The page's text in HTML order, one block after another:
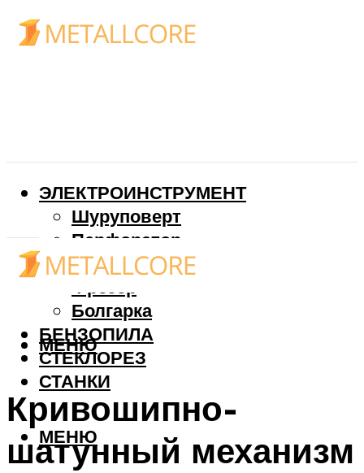
ЭЛЕКТРОИНСТРУМЕНТ
Шуруповерт
Перфоратор
Дрель
Фрезер
Болгарка
БЕНЗОПИЛА
СТЕКЛОРЕЗ
СТАНКИ
МЕНЮ
МЕНЮ
Кривошипно-
шатунный механизм